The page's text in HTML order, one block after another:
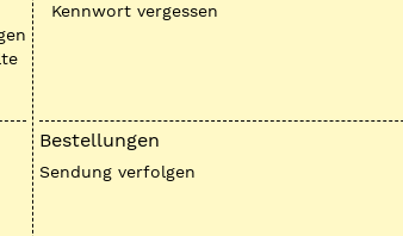
Kennwort vergessen
Bestellungen
Sendung verfolgen